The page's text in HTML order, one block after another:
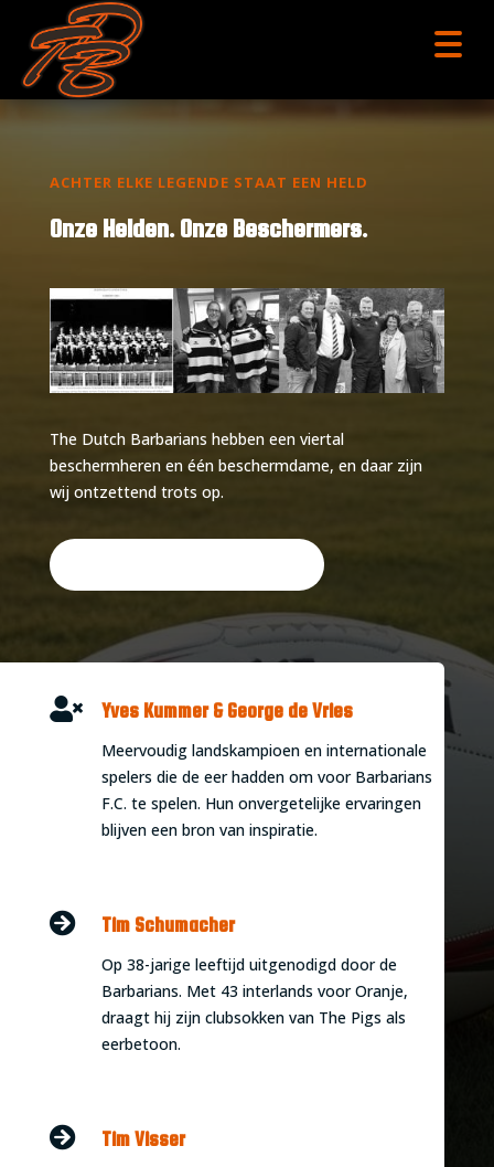
ACHTER ELKE LEGENDE STAAT EEN HELD
Onze Helden. Onze Beschermers.
The Dutch Barbarians hebben een viertal
beschermheren en één beschermdame, en daar zijn
wij ontzettend trots op.
 Yves Kummer & George de Vries
Meervoudig landskampioen en internationale
spelers die de eer hadden om voor Barbarians
F.C. te spelen. Hun onvergetelijke ervaringen
blijven een bron van inspiratie.
 Tim Schumacher
Op 38-jarige leeftijd uitgenodigd door de
Barbarians. Met 43 interlands voor Oranje,
draagt hij zijn clubsokken van The Pigs als
eerbetoon.
 Tim Visser